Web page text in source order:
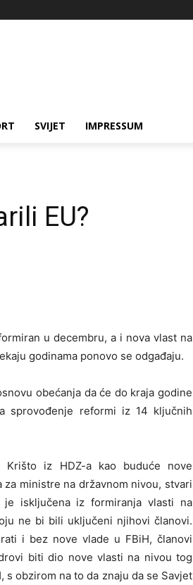
SVIJET IMPRESSUM
EU?
u decembru, a i nova vlast na
godinama ponovo se odgađaju.
obećanja da će do kraja godine
sprovođenje reformi iz 14 ključnih
iz HDZ-a kao buduće nove
ministre na državnom nivou, stvari
isključena iz formiranja vlasti na
ne bi bili uključeni njihovi članovi.
i bez nove vlade u FBiH, članovi
biti dio nove vlasti na nivou tog
obzirom na to da znaju da se Savjet